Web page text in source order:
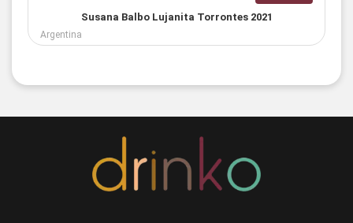
Susana Balbo Lujanita Torrontes 2021
Argentina